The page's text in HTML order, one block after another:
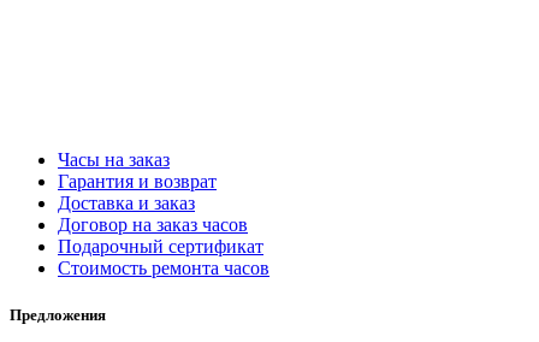
Часы на заказ
Гарантия и возврат
Доставка и заказ
Договор на заказ часов
Подарочный сертификат
Стоимость ремонта часов
Предложения